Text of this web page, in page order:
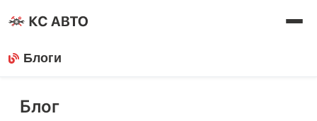
Блоги
Блог